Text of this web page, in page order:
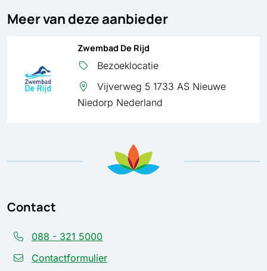
Meer van deze aanbieder
Zwembad De Rijd
Bezoeklocatie
Vijverweg 5 1733 AS Nieuwe
Niedorp Nederland
Contact
088 - 321 5000
Contactformulier